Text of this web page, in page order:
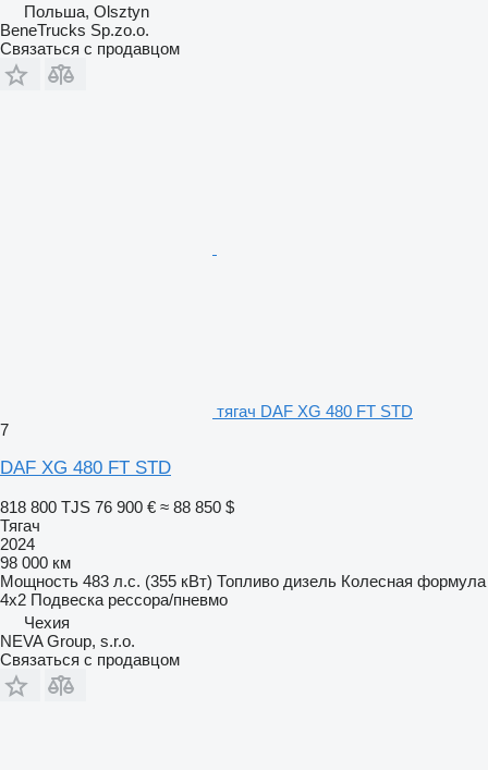
Польша, Olsztyn
BeneTrucks Sp.zo.o.
Связаться с продавцом
тягач DAF XG 480 FT STD
7
DAF XG 480 FT STD
818 800 TJS 76 900 € ≈ 88 850 $
Тягач
2024
98 000 км
Мощность 483 л.с. (355 кВт) Топливо дизель Колесная формула
4x2 Подвеска рессора/пневмо
Чехия
NEVA Group, s.r.o.
Связаться с продавцом